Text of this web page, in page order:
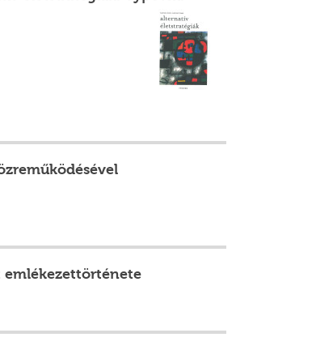
emlékezettörténete